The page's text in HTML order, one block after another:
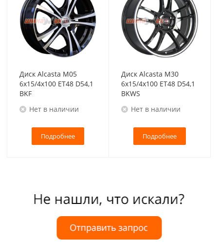
Диск Alcasta M05
6x15/4x100 ET48 D54,1
BKF
Нет в наличии
Подробнее
Диск Alcasta M30
6x15/4x100 ET48 D54,1
BKWS
Нет в наличии
Подробнее